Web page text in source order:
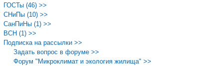
ГОСТы (46) >>
СНиПы (10) >>
СанПиНы (1) >>
ВСН (1) >>
Подписка на рассылки >>
Задать вопрос в форуме >>
Форум "Микроклимат и экология жилища" >>